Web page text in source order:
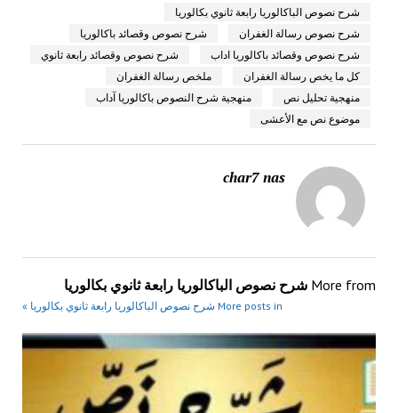
شرح نصوص الباكالوريا رابعة ثانوي بكالوريا
شرح نصوص رسالة الغفران
شرح نصوص وقصائد باكالوريا
شرح نصوص وقصائد باكالوريا اداب
شرح نصوص وقصائد رابعة ثانوي
كل ما يخص رسالة الغفران
ملخص رسالة الغفران
منهجية تحليل نص
منهجية شرح النصوص باكالوريا آداب
موضوع نص مع الأعشى
char7 nas
More from شرح نصوص الباكالوريا رابعة ثانوي بكالوريا
More posts in شرح نصوص الباكالوريا رابعة ثانوي بكالوريا »